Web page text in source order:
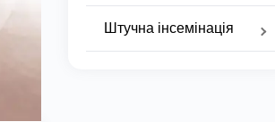
Штучна інсемінація